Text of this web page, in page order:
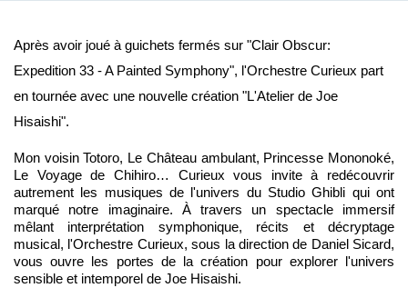
Après avoir joué à guichets fermés sur "Clair Obscur:
Expedition 33 - A Painted Symphony", l'Orchestre Curieux part
en tournée avec une nouvelle création "L'Atelier de Joe
Hisaishi".
Mon voisin Totoro, Le Château ambulant, Princesse Mononoké,
Le Voyage de Chihiro… Curieux vous invite à redécouvrir
autrement les musiques de l'univers du Studio Ghibli qui ont
marqué notre imaginaire. À travers un spectacle immersif
mêlant interprétation symphonique, récits et décryptage
musical, l'Orchestre Curieux, sous la direction de Daniel Sicard,
vous ouvre les portes de la création pour explorer l'univers
sensible et intemporel de Joe Hisaishi.